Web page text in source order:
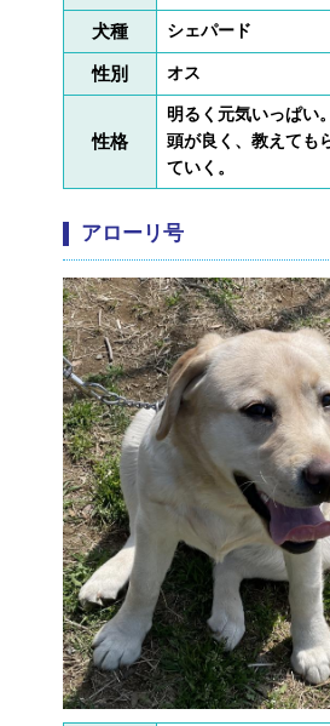
犬種 シェパード
性別 オス
性格
明るく元気いっぱい
頭が良く、教えても
ていく。
アローリ号